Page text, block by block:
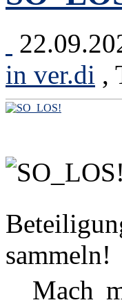
in ver.di ,
sammeln!
Mach